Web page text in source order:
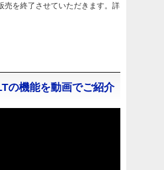
売を終了させていただきます。詳
の機能を動画でご紹介